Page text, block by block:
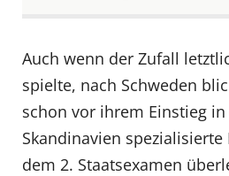
Auch wenn der Zufall
spielte, nach Schweden
schon vor ihrem Einstieg
Skandinavien spezialisierte
dem 2. Staatsexamen